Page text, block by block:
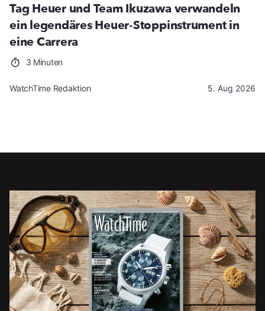
Tag Heuer und Team Ikuzawa verwandeln
ein legendäres Heuer-Stoppinstrument in
eine Carrera
3 Minuten
WatchTime Redaktion 5. Aug 2026